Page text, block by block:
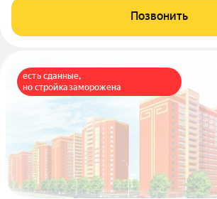
Позвонить
есть сданные,
но стройка заморожена